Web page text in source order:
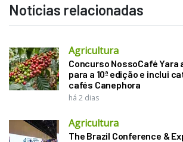
Notícias relacionadas
Agricultura
Concurso NossoCafé
para a 10ª edição e inclui
cafés Canephora
há 2 dias
Agricultura
The Brazil Conference &